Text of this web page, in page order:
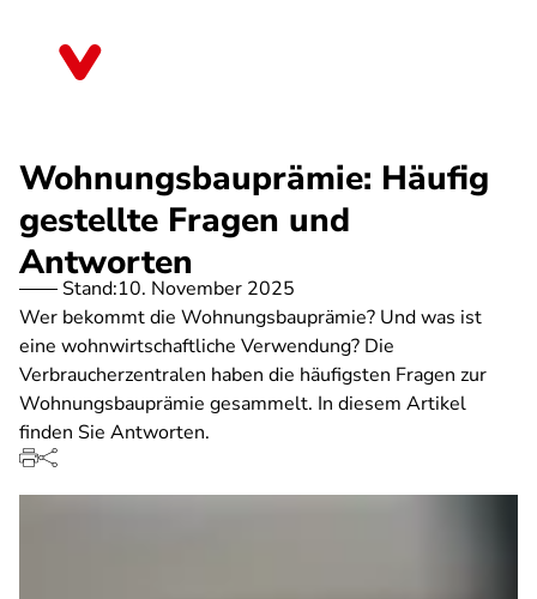
Wohnungsbauprämie: Häufig
gestellte Fragen und
Antworten
Stand:10. November 2025
Wer bekommt die Wohnungsbauprämie? Und was ist
eine wohnwirtschaftliche Verwendung? Die
Verbraucherzentralen haben die häufigsten Fragen zur
Wohnungsbauprämie gesammelt. In diesem Artikel
finden Sie Antworten.